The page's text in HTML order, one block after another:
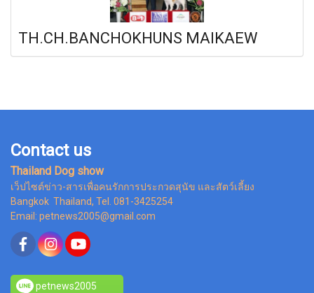
TH.CH.BANCHOKHUNS MAIKAEW
Contact us
Thailand Dog show
เว็ปไซต์ข่าว-สารเพื่อคนรักการประกวดสุนัข และสัตว์เลี้ยง
Bangkok Thailand, Tel. 081-3425254
Email: petnews2005@gmail.com
petnews2005